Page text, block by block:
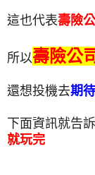
這也代表壽險
所以壽險公
還想投機去期
下面資訊就告
就玩完